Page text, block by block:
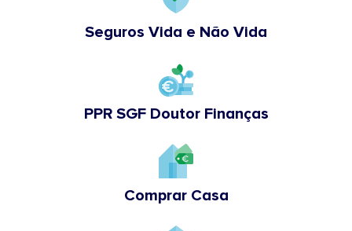
Seguros Vida e Não Vida
PPR SGF Doutor Finanças
Comprar Casa